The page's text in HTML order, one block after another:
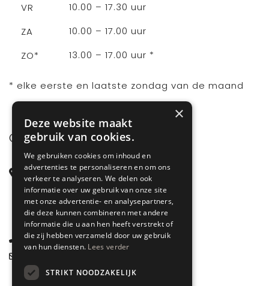
VR
10.00 – 17.30 uur
ZA
10.00 – 17.00 uur
ZO*
13.00 – 17.00 uur *
* elke eerste en laatste zondag van de maand
CONTACT
Steenstraat 71
6828 CD Arnhem
Gelderland
085 877 0704
×
Deze website maakt
gebruik van cookies.
We gebruiken cookies om inhoud en
advertenties te personaliseren en om ons
verkeer te analyseren. We delen ook
informatie over uw gebruik van onze site
met onze advertentie- en analysepartners,
die deze kunnen combineren met andere
informatie die u aan hen heeft verstrekt of
die zij hebben verzameld door uw gebruik
van hun diensten. Lees verder
STRIKT NOODZAKELIJK